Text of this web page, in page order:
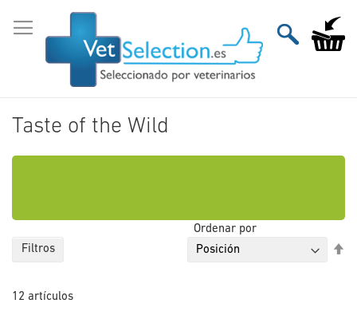
al
contenido
Mi
Taste of the Wild
12 artículos
Ordenar por
Filtros